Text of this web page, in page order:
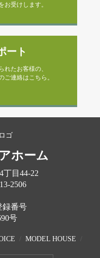
お受けします。
ート
れたお客様の、
ご連絡はこちら。
ホーム
目44-22
2506
録番号
号
MODEL HOUSE